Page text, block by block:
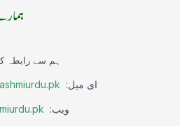
ہم سے رابطہ
ای میل:
ویب: